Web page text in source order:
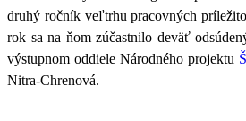
druhý ročník veľtrhu pracovných
rok sa na ňom zúčastnilo deväť
výstupnom oddiele Národného projektu
Nitra-Chrenová.